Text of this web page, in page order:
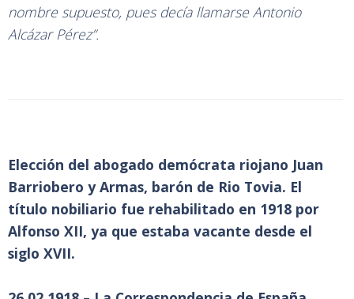
nombre supuesto, pues decía llamarse Antonio
Alcázar Pérez”.
Elección del abogado demócrata riojano Juan
Barriobero y Armas, barón de Rio Tovia. El
título nobiliario fue rehabilitado en 1918 por
Alfonso XII, ya que estaba vacante desde el
siglo XVII.